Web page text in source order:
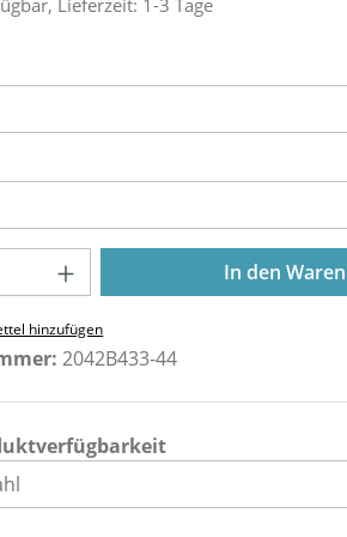
Anzahl: Gib denIn den
hinzufügen
2042B433-44